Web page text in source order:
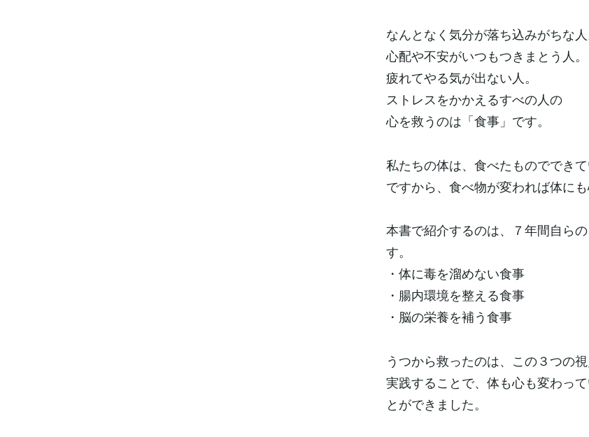
なんとなく気分が落ち込みがちな人
心配や不安がいつもつきまとう人。
疲れてやる気が出ない人。
ストレスをかかえるすべの人の
心を救うのは「食事」です。
私たちの体は、食べたものでできて
ですから、食べ物が変われば体に
本書で紹介するのは、７年間自ら
す。
・体に毒を溜めない食事
・腸内環境を整える食事
・脳の栄養を補う食事
うつから救ったのは、この３つの
実践することで、体も心も変わっ
とができました。